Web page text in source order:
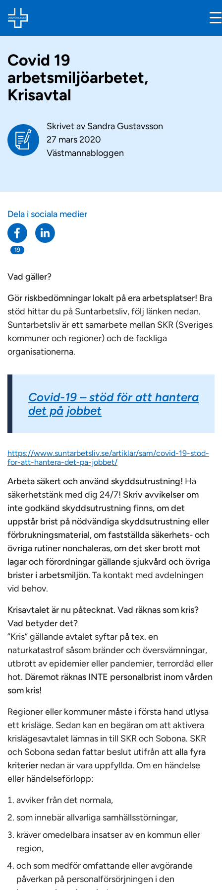
Covid 19
arbetsmiljöarbetet,
Krisavtal
Skrivet av Sandra Gustavsson
27 mars 2020
Västmannabloggen
Dela i sociala medier
19
Vad gäller?
Gör riskbedömningar lokalt på era arbetsplatser! Bra
stöd hittar du på Suntarbetsliv, följ länken nedan.
Suntarbetsliv är ett samarbete mellan SKR (Sveriges
kommuner och regioner) och de fackliga
organisationerna.
Covid-19 – stöd för att hantera
det på jobbet
https://www.suntarbetsliv.se/artiklar/sam/covid-19-stod-
for-att-hantera-det-pa-jobbet/
Arbeta säkert och använd skyddsutrustning! Ha
säkerhetstänk med dig 24/7! Skriv avvikelser om
inte godkänd skyddsutrustning finns, om det
uppstår brist på nödvändiga skyddsutrustning eller
förbrukningsmaterial, om fastställda säkerhets- och
övriga rutiner nonchaleras, om det sker brott mot
lagar och förordningar gällande sjukvård och övriga
brister i arbetsmiljön. Ta kontakt med avdelningen
vid behov.
Krisavtalet är nu påtecknat. Vad räknas som kris?
Vad betyder det?
”Kris” gällande avtalet syftar på tex. en
naturkatastrof såsom bränder och översvämningar,
utbrott av epidemier eller pandemier, terrordåd eller
hot. Däremot räknas INTE personalbrist inom vården
som kris!
Regioner eller kommuner måste i första hand utlysa
ett krisläge. Sedan kan en begäran om att aktivera
krislägesavtalet lämnas in till SKR och Sobona. SKR
och Sobona sedan fattar beslut utifrån att alla fyra
kriterier nedan är vara uppfyllda. Om en händelse
eller händelseförlopp:
avviker från det normala,
som innebär allvarliga samhällsstörningar,
kräver omedelbara insatser av en kommun eller
region,
och som medför omfattande eller avgörande
påverkan på personalförsörjningen i den